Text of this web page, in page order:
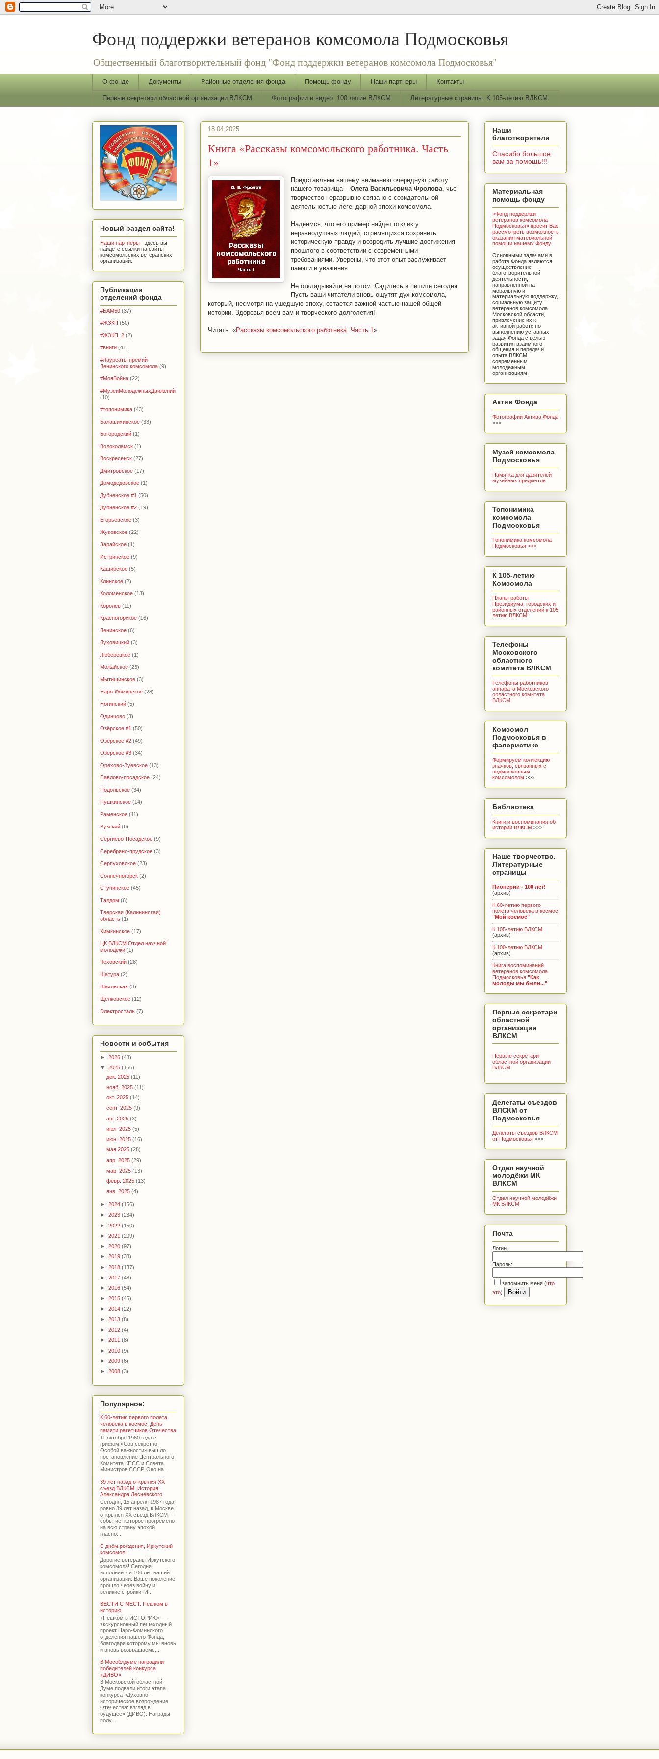
Фонд поддержки ветеранов комсомола Подмосковья
Общественный благотворительный фонд "Фонд поддержки ветеранов комсомола Подмосковья"
О фонде Документы Районные отделения фонда Помощь фонду Наши партнеры Контакты
Первые секретари областной организации ВЛКСМ Фотографии и видео. 100 летие ВЛКСМ Литературные страницы. К 105-летию ВЛКСМ.
18.04.2025
Книга «Рассказы комсомольского работника. Часть
1»
Представляем вашему вниманию очередную работу
нашего товарища – Олега Васильевича Фролова, чье
творчество неразрывно связано с созидательной
деятельностью легендарной эпохи комсомола.
Надеемся, что его пример найдет отклик у
неравнодушных людей, стремящихся сохранить
историческую правду и возродить лучшие достижения
прошлого в соответствии с современными
требованиями. Уверены, что этот опыт заслуживает
памяти и уважения.
Не откладывайте на потом. Садитесь и пишите сегодня.
Пусть ваши читатели вновь ощутят дух комсомола,
который, несмотря на ушедшую эпоху, остается важной частью нашей общей
истории. Здоровья всем вам и творческого долголетия!
Читать «Рассказы комсомольского работника. Часть 1»
Новый раздел сайта!
Наши партнёры - здесь вы
найдёте ссылки на сайты
комсомольских ветеранских
организаций.
Публикации
отделений фонда
#БАМ50 (37)
#ЖЗКП (50)
#ЖЗКП_2 (2)
#Книги (41)
#Лауреаты премий
Ленинского комсомола (9)
#МояВойна (22)
#МузеиМолодежныхДвижений
(10)
#топонимика (43)
Балашихинское (33)
Богородский (1)
Волоколамск (1)
Воскресенск (27)
Дмитровское (17)
Домодедовское (1)
Дубненское #1 (50)
Дубненское #2 (19)
Егорьевское (3)
Жуковское (22)
Зарайское (1)
Истринское (9)
Каширское (5)
Клинское (2)
Коломенское (13)
Королев (11)
Красногорское (16)
Ленинское (6)
Луховицкий (3)
Люберецкое (1)
Можайское (23)
Мытищинское (3)
Наро-Фоминское (28)
Ногинский (5)
Одинцово (3)
Озёрское #1 (50)
Озёрское #2 (49)
Озёрское #3 (34)
Орехово-Зуевское (13)
Павлово-посадское (24)
Подольское (34)
Пушкинское (14)
Раменское (11)
Рузский (6)
Сергиево-Посадское (9)
Серебряно-прудское (3)
Серпуховское (23)
Солнечногорск (2)
Ступинское (45)
Талдом (6)
Тверская (Калининская)
область (1)
Химкинское (17)
ЦК ВЛКСМ Отдел научной
молодёжи (1)
Чеховский (28)
Шатура (2)
Шаховская (3)
Щелковское (12)
Электросталь (7)
Новости и события
► 2026 (48)
▼ 2025 (156)
дек. 2025(11)
нояб. 2025(11)
окт. 2025(14)
сент. 2025(9)
авг. 2025(3)
июл. 2025(5)
июн. 2025(16)
мая 2025(28)
апр. 2025(29)
мар. 2025(13)
февр. 2025(13)
янв. 2025(4)
► 2024 (156)
► 2023 (234)
► 2022 (150)
► 2021 (209)
► 2020 (97)
► 2019 (38)
► 2018 (137)
► 2017 (48)
► 2016 (54)
► 2015 (45)
► 2014 (22)
► 2013 (8)
► 2012 (4)
► 2011 (8)
► 2010 (9)
► 2009 (6)
► 2008 (3)
Популярное:
К 60-летию первого полета
человека в космос. День
памяти ракетчиков Отечества
11 октября 1960 года с
грифом «Сов.секретно.
Особой важности» вышло
постановление Центрального
Комитета КПСС и Совета
Министров СССР. Оно на...
39 лет назад открылся XX
съезд ВЛКСМ. История
Александра Лесневского
Сегодня, 15 апреля 1987 года,
ровно 39 лет назад, в Москве
открылся XX съезд ВЛКСМ —
событие, которое прогремело
на всю страну эпохой
гласно...
С днём рождения, Иркутский
комсомол!
Дорогие ветераны Иркутского
комсомола! Сегодня
исполняется 106 лет вашей
организации. Ваше поколение
прошло через войну и
великие стройки. И...
ВЕСТИ С МЕСТ. Пешком в
историю
«Пешком в ИСТОРИЮ» —
экскурсионный пешеходный
проект Наро-Фоминского
отделения нашего Фонда,
благодаря которому мы вновь
и вновь возвращаемс...
В Мособлдуме наградили
победителей конкурса
«ДИВО»
В Московской областной
Думе подвели итоги этапа
конкурса «Духовно-
историческое возрождение
Отечества: взгляд в
будущее» (ДИВО). Награды
полу...
Наши
благотворители
Спасибо большое
вам за помощь!!!
Материальная
помощь фонду
«Фонд поддержки
ветеранов комсомола
Подмосковья» просит Вас
рассмотреть возможность
оказания материальной
помощи нашему Фонду.
Основными задачами в
работе Фонда являются
осуществление
благотворительной
деятельности,
направленной на
моральную и
материальную поддержку,
социальную защиту
ветеранов комсомола
Московской области,
привлечение их к
активной работе по
выполнению уставных
задач Фонда с целью
развития взаимного
общения и передачи
опыта ВЛКСМ
современным
молодежным
организациям.
Актив Фонда
Фотографии Актива Фонда
>>>
Музей комсомола
Подмосковья
Памятка для дарителей
музейных предметов
Топонимика
комсомола
Подмосковья
Топонимика комсомола
Подмосковья >>>
К 105-летию
Комсомола
Планы работы
Президиума, городских и
районных отделений к 105
летию ВЛКСМ
Телефоны
Московского
областного
комитета ВЛКСМ
Телефоны работников
аппарата Московского
областного комитета
ВЛКСМ
Комсомол
Подмосковья в
фалеристике
Формируем коллекцию
значков, связанных с
подмосковным
комсомолом >>>
Библиотека
Книги и воспоминания об
истории ВЛКСМ >>>
Наше творчество.
Литературные
страницы
Пионерии - 100 лет!
(архив)
К 60-летию первого
полета человека в космос
"Мой космос"
К 105-летию ВЛКСМ
(архив)
К 100-летию ВЛКСМ
(архив)
Книга воспоминаний
ветеранов комсомола
Подмосковья "Как
молоды мы были..."
Первые секретари
областной
организации
ВЛКСМ
Первые секретари
областной организации
ВЛКСМ
Делегаты съездов
ВЛСКМ от
Подмосковья
Делегаты съездов ВЛКСМ
от Подмосковья >>>
Отдел научной
молодёжи МК
ВЛКСМ
Отдел научной молодёжи
МК ВЛКСМ
Почта
Логин:
Пароль:
запомнить меня (что
это)